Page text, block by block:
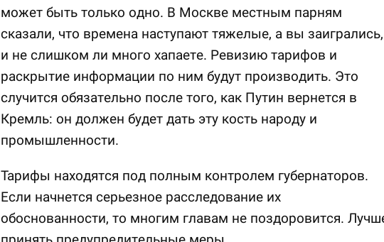
может быть только одно. В Москве местным парням
сказали, что времена наступают тяжелые, а вы заигрались,
и не слишком ли много хапаете. Ревизию тарифов и
раскрытие информации по ним будут производить. Это
случится обязательно после того, как Путин вернется в
Кремль: он должен будет дать эту кость народу и
промышленности.
Тарифы находятся под полным контролем губернаторов.
Если начнется серьезное расследование их
обоснованности, то многим главам не поздоровится.